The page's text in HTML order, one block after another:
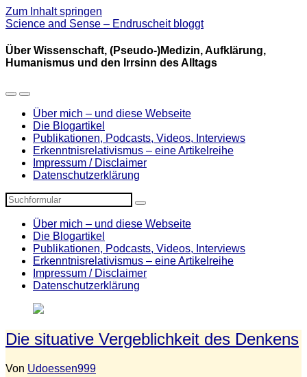
Zum Inhalt springen
Science and Sense – Endruscheit bloggt
Über Wissenschaft, (Pseudo-)Medizin, Aufklärung,
Humanismus und den Irrsinn des Alltags
Mobil-
umschalten
Suchfeld
umschalten
Über mich – und diese Webseite
Die Blogartikel
Publikationen, Podcasts, Videos, Interviews
Erkenntnisrelativismus – eine Artikelreihe
Impressum / Disclaimer
Datenschutzerklärung
Suchen
Über mich – und diese Webseite
Die Blogartikel
Publikationen, Podcasts, Videos, Interviews
Erkenntnisrelativismus – eine Artikelreihe
Impressum / Disclaimer
Datenschutzerklärung
Die situative Vergeblichkeit des Denkens
Von Udoessen999